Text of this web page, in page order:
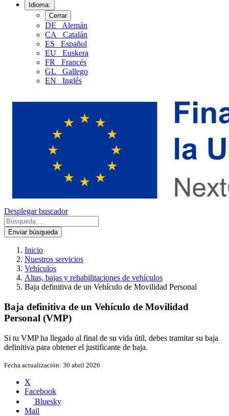
Idioma:
Cerrar
DE
Alemán
CA
Catalán
ES
Español
EU
Euskera
FR
Francés
GL
Gallego
EN
Inglés
Desplegar buscador
Enviar búsqueda
Inicio
Nuestros servicios
Vehículos
Altas, bajas y rehabilitaciones de vehículos
Baja definitiva de un Vehículo de Movilidad Personal
Baja definitiva de un Vehículo de Movilidad
Personal (VMP)
Si tu VMP ha llegado al final de su vida útil, debes tramitar su baja
definitiva para obtener el justificante de baja.
Fecha actualización: 30 abril 2026
X
Facebook
Bluesky
Mail